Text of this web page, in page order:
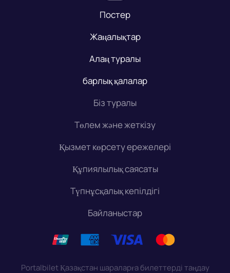
Постер
Жаңалықтар
Алаң туралы
барлық қалалар
Біз туралы
Төлем және жеткізу
Қызмет көрсету ережелері
Құпиялылық саясаты
Түпнұсқалық кепілдігі
Байланыстар
Portalbilet Қазақстан шараларға билеттерді таңдау